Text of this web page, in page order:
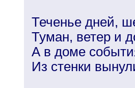
Теченье дней,
Туман, ветер и
А в доме
Из стенки